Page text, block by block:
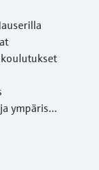
ympärist